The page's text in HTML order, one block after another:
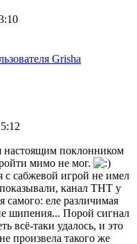
Grisha
настоящим поклонником
мимо не мог.
с сабжевой игрой не имел
канал ТНТ у
самого: еле различимая
шипения... Порой сигнал
всё-таки удалось, и это
произвела такого же